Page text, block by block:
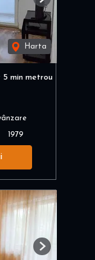
Harta
Next
min metrou
1979
Next